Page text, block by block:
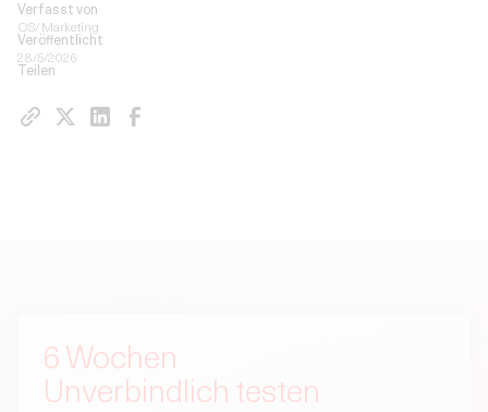
Verfasst von
OS/ Marketing
Veröffentlicht
28/5/2026
Teilen
6 Wochen
Unverbindlich testen